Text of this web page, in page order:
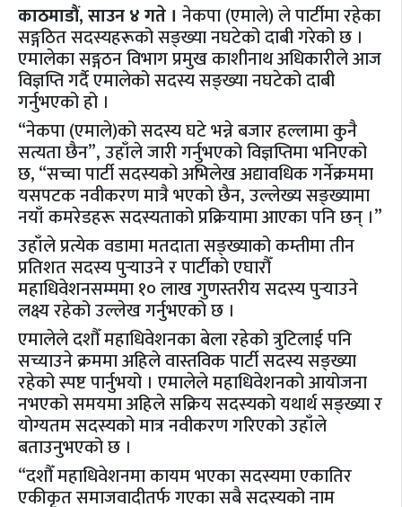
काठमाडौं, साउन ४ गते । नेकपा (एमाले) ले पार्टीमा रहेका
सङ्गठित सदस्यहरूको सङ्ख्या नघटेको दाबी गरेको छ ।
एमालेका सङ्गठन विभाग प्रमुख काशीनाथ अधिकारीले आज
विज्ञप्ति गर्दै एमालेको सदस्य सङ्ख्या नघटेको दाबी
गर्नुभएको हो ।
“नेकपा (एमाले)को सदस्य घटे भन्ने बजार हल्लामा कुनै
सत्यता छैन”, उहाँले जारी गर्नुभएको विज्ञप्तिमा भनिएको
छ, “सच्चा पार्टी सदस्यको अभिलेख अद्यावधिक गर्नेक्रममा
यसपटक नवीकरण मात्रै भएको छैन, उल्लेख्य सङ्ख्यामा
नयाँ कमरेडहरू सदस्यताको प्रक्रियामा आएका पनि छन् ।”
उहाँले प्रत्येक वडामा मतदाता सङ्ख्याको कम्तीमा तीन
प्रतिशत सदस्य पुर्‍याउने र पार्टीको एघारौँ
महाधिवेशनसम्ममा १० लाख गुणस्तरीय सदस्य पुर्‍याउने
लक्ष्य रहेको उल्लेख गर्नुभएको छ ।
एमालेले दशौँ महाधिवेशनका बेला रहेको त्रुटिलाई पनि
सच्याउने क्रममा अहिले वास्तविक पार्टी सदस्य सङ्ख्या
रहेको स्पष्ट पार्नुभयो । एमालेले महाधिवेशनको आयोजना
नभएको समयमा अहिले सक्रिय सदस्यको यथार्थ सङ्ख्या र
योग्यतम सदस्यको मात्र नवीकरण गरिएको उहाँले
बताउनुभएको छ ।
“दशौँ महाधिवेशनमा कायम भएका सदस्यमा एकातिर
एकीकृत समाजवादीतर्फ गएका सबै सदस्यको नाम